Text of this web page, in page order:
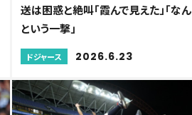
送は困惑と絶叫「霞んで見えた」「なん
という一撃」
ドジャース 2026.6.23